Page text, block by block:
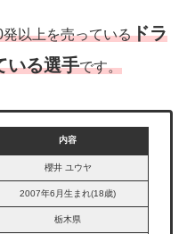
以上を売っているドラ
いる選手です。
内容
櫻井 ユウヤ
2007年6月生まれ(18歳)
栃木県